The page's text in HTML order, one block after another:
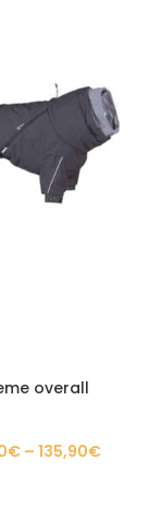
overall
€ – 135,90€